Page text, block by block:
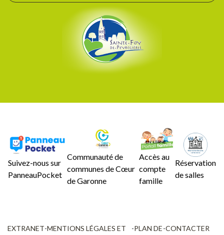
Suivez-nous sur
PanneauPocket
Communauté de
communes de Cœur
de Garonne
Accès au
compte
famille
Réservation
de salles
EXTRANET-MENTIONS LÉGALES ET
-PLAN DE-CONTACTER